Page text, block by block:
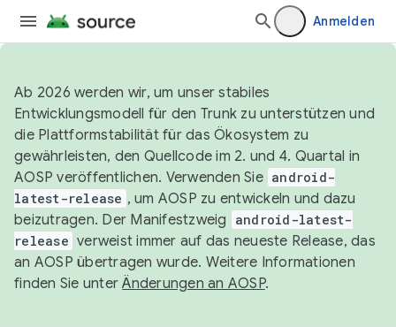
Anmelden
Ab 2026 werden wir, um unser stabiles
Entwicklungsmodell für den Trunk zu unterstützen und
die Plattformstabilität für das Ökosystem zu
gewährleisten, den Quellcode im 2. und 4. Quartal in
AOSP veröffentlichen. Verwenden Sie android-
latest-release , um AOSP zu entwickeln und dazu
beizutragen. Der Manifestzweig
android-latest-
release verweist immer auf das neueste Release, das
an AOSP übertragen wurde. Weitere Informationen
finden Sie unterÄnderungen an AOSP.